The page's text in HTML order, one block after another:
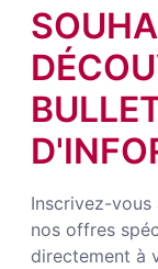
Inscrivez-
nos offres
directement à